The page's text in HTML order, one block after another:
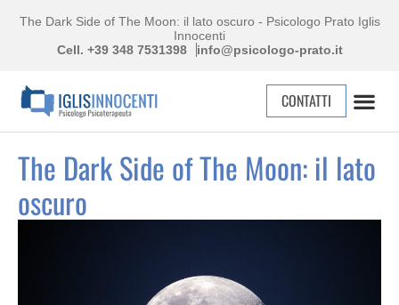
The Dark Side of The Moon: il lato oscuro - Psicologo Prato Iglis
Innocenti
Cell. +39 348 7531398
info@psicologo-prato.it
CONTATTI
The Dark Side of The Moon: il lato
oscuro